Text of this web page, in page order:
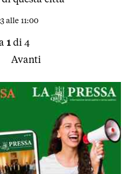
alle 11:00
1di 4
Avanti